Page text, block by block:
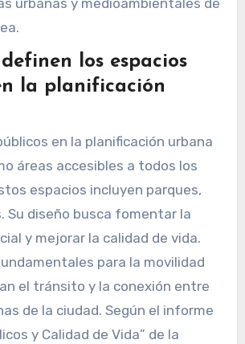
urbanas y medioambientales de
definen los espacios
la planificación
en la planificación urbana
áreas accesibles a todos los
espacios incluyen parques,
Su diseño busca fomentar la
y mejorar la calidad de vida.
para la movilidad
el tránsito y la conexión entre
de la ciudad. Según el informe
y Calidad de Vida” de la